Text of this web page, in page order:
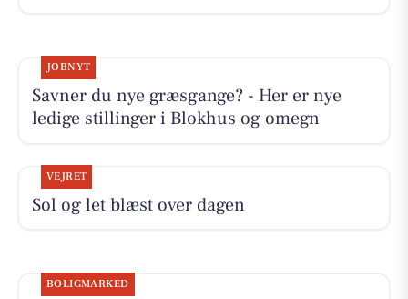
JOBNYT
Savner du nye græsgange? - Her er nye
ledige stillinger i Blokhus og omegn
VEJRET
Sol og let blæst over dagen
BOLIGMARKED